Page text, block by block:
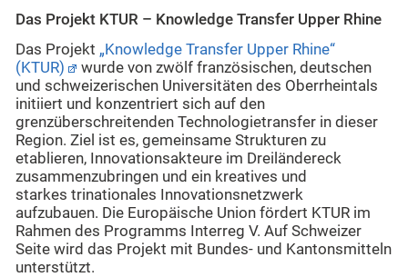
Das Projekt KTUR – Knowledge Transfer Upper Rhine
Das Projekt „Knowledge Transfer Upper Rhine“
(KTUR)
wurde von zwölf französischen, deutschen
und schweizerischen Universitäten des Oberrheintals
initiiert und konzentriert sich auf den
grenzüberschreitenden Technologietransfer in dieser
Region. Ziel ist es, gemeinsame Strukturen zu
etablieren, Innovationsakteure im Dreiländereck
zusammenzubringen und ein kreatives und
starkes trinationales Innovationsnetzwerk
aufzubauen. Die Europäische Union fördert KTUR im
Rahmen des Programms Interreg V. Auf Schweizer
Seite wird das Projekt mit Bundes- und Kantonsmitteln
unterstützt.